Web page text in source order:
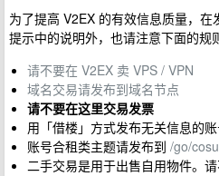
为了提高 V2EX 的有效信息质量，
提示中的说明外，也请注意下面的规
请不要在 V2EX 卖 VPS / VPN
域名交易请发布到域名节点
请不要在这里交易发票
用「借楼」方式发布无关信息的
账号合租类主题请发布到 /go/
二手交易是用于出售自用物件。